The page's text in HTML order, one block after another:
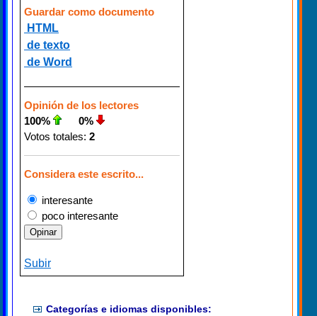
Guardar como documento
HTML
de texto
de Word
Opinión de los lectores
100%
0%
Votos totales: 2
Considera este escrito...
interesante
poco interesante
Subir
Categorías e idiomas disponibles: